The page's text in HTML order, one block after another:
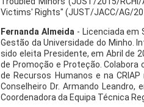
Victims' Rights" (JUST/JACC/AG/
Fernanda Almeida - Licenciada em
Gestão da Universidade do Minho.
sido eleita Presidente, em Abril de
de Promoção e Proteção.
de Recursos Humanos e na
Conselheiro Dr. Armando
Coordenadora da Equipa Técnica